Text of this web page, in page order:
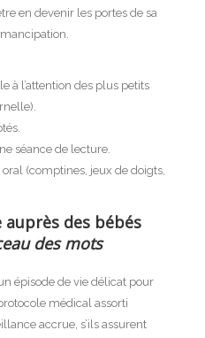
en devenir les portes de sa
à l’attention des plus petits
séance de lecture.
(comptines, jeux de doigts,
des bébés
des mots
épisode de vie délicat pour
médical assorti
accrue, s’ils assurent